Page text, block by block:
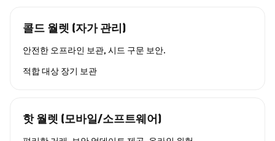
콜드 월렛 (자가 관리)
안전한 오프라인 보관, 시드 구문 보안.
적합 대상 장기 보관
핫 월렛 (모바일/소프트웨어)